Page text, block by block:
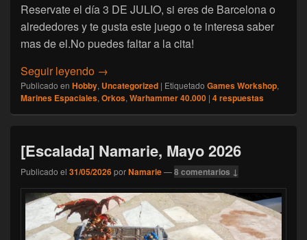
Reservate el día 3 DE JULIO, si eres de Barcelona o
alrededores y te gusta este juego o te interesa saber
mas de el.No puedes faltar a la cita!
Seguir leyendo [Warhammer 40.000] 40k Fest!!Evento
→
Publicado en Hobby, Uncategorized | Etiquetado Games Workshop,
Marines Espaciales, Orkos, Warhammer 40.000 | 4respuestas
[Escalada] Namarie, Mayo 2026
Publicado el 31/05/2026porNamarie—8 comentarios ↓